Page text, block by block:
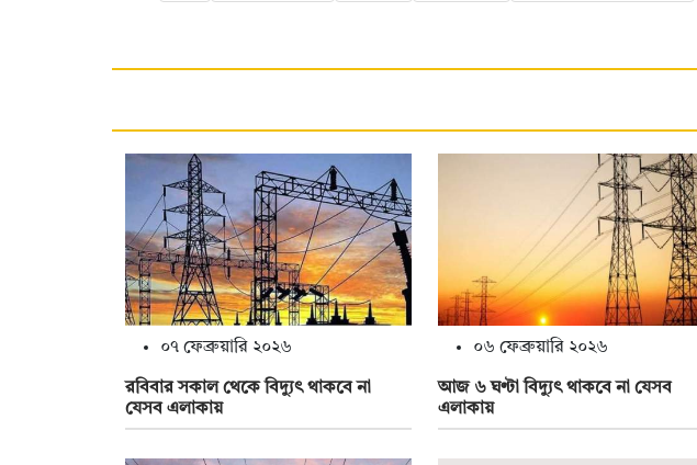
০৭ ফেব্রুয়ারি ২০২৬
রবিবার সকাল থেকে বিদ্যুৎ থাকবে না
যেসব এলাকায়
০৬ ফেব্রুয়ারি ২০২৬
আজ ৬ ঘণ্টা বিদ্যুৎ থাকবে না যেসব
এলাকায়